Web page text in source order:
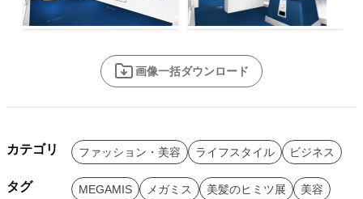
画像一括ダウンロード
カテゴリ ファッション・美容 ライフスタイル ビジネス
タグ MEGAMIS メガミス 美髪のヒミツ展
美容